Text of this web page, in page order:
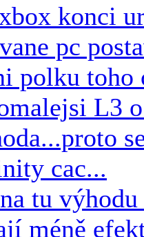
konci
pc
polku toho
L3
cac...
tu
méně